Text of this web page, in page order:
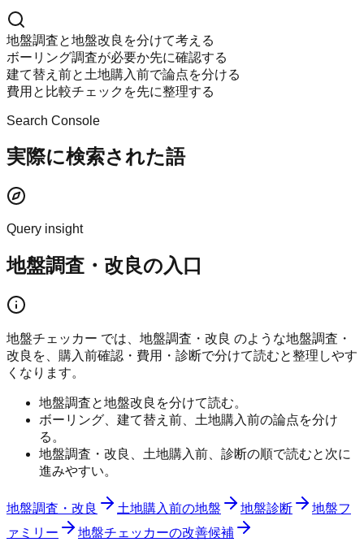
地盤調査と地盤改良を分けて考える
ボーリング調査が必要か先に確認する
建て替え前と土地購入前で論点を分ける
費用と比較チェックを先に整理する
Search Console
実際に検索された語
Query insight
地盤調査・改良の入口
地盤チェッカー では、地盤調査・改良 のような地盤調査・
改良を、購入前確認・費用・診断で分けて読むと整理しやす
くなります。
地盤調査と地盤改良を分けて読む。
ボーリング、建て替え前、土地購入前の論点を分け
る。
地盤調査・改良、土地購入前、診断の順で読むと次に
進みやすい。
地盤調査・改良 土地購入前の地盤 地盤診断
地盤フ
ァミリー
地盤チェッカーの改善候補